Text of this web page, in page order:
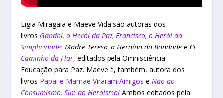
Ligia Miragaia e Maeve Vida são autoras dos
livros Gandhi, o Herói da Paz; Francisco, o Herói da
Simplicidade; Madre Teresa, a Heroína da Bondadee O
Caminho da Flor, editados pela Omnisciência –
Educação para Paz. Maeve é, também, autora dos
livros Papai e Mamãe Viraram Amigos eNão ao
Consumismo, Sim ao Heroísmo! Ambos editados pela